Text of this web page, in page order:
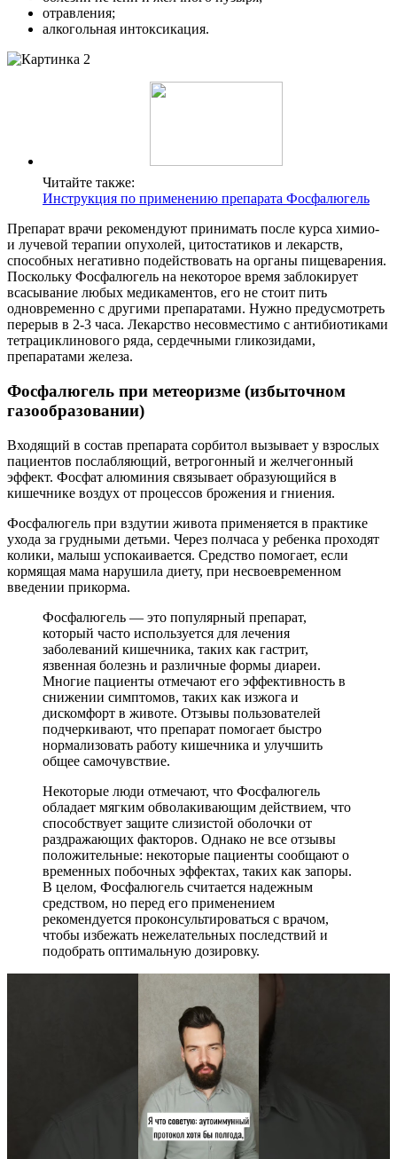
отравления;
алкогольная интоксикация.
Читайте также:
Инструкция по применению препарата Фосфалюгель
Препарат врачи рекомендуют принимать после курса химио-
и лучевой терапии опухолей, цитостатиков и лекарств,
способных негативно подействовать на органы пищеварения.
Поскольку Фосфалюгель на некоторое время заблокирует
всасывание любых медикаментов, его не стоит пить
одновременно с другими препаратами. Нужно предусмотреть
перерыв в 2-3 часа. Лекарство несовместимо с антибиотиками
тетрациклинового ряда, сердечными гликозидами,
препаратами железа.
Фосфалюгель при метеоризме (избыточном
газообразовании)
Входящий в состав препарата сорбитол вызывает у взрослых
пациентов послабляющий, ветрогонный и желчегонный
эффект. Фосфат алюминия связывает образующийся в
кишечнике воздух от процессов брожения и гниения.
Фосфалюгель при вздутии живота применяется в практике
ухода за грудными детьми. Через полчаса у ребенка проходят
колики, малыш успокаивается. Средство помогает, если
кормящая мама нарушила диету, при несвоевременном
введении прикорма.
Фосфалюгель — это популярный препарат,
который часто используется для лечения
заболеваний кишечника, таких как гастрит,
язвенная болезнь и различные формы диареи.
Многие пациенты отмечают его эффективность в
снижении симптомов, таких как изжога и
дискомфорт в животе. Отзывы пользователей
подчеркивают, что препарат помогает быстро
нормализовать работу кишечника и улучшить
общее самочувствие.
Некоторые люди отмечают, что Фосфалюгель
обладает мягким обволакивающим действием, что
способствует защите слизистой оболочки от
раздражающих факторов. Однако не все отзывы
положительные: некоторые пациенты сообщают о
временных побочных эффектах, таких как запоры.
В целом, Фосфалюгель считается надежным
средством, но перед его применением
рекомендуется проконсультироваться с врачом,
чтобы избежать нежелательных последствий и
подобрать оптимальную дозировку.